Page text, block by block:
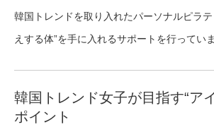
韓国トレンドを取り入れたパーソナルピラ
えする体”を手に入れるサポートを行っていま
韓国トレンド女子が目指す“ア
ポイント